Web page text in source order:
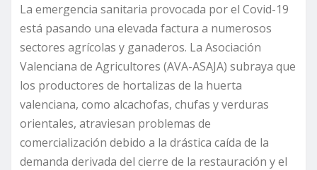
La emergencia sanitaria provocada por el Covid-19
está pasando una elevada factura a numerosos
sectores agrícolas y ganaderos. La Asociación
Valenciana de Agricultores (AVA-ASAJA) subraya que
los productores de hortalizas de la huerta
valenciana, como alcachofas, chufas y verduras
orientales, atraviesan problemas de
comercialización debido a la drástica caída de la
demanda derivada del cierre de la restauración y el